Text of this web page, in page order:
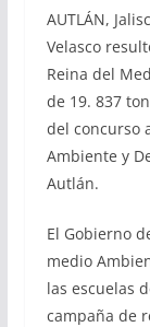
AUTLÁN,
Velasco
Reina del
de 19. 837
del concurso
Ambiente y
Autlán.
El Gobierno
medio
las escuelas
campaña de